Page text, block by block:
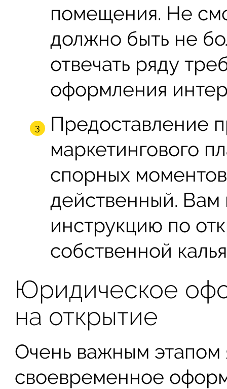
помещения. Не
должно быть не
отвечать ряду
оформления
Предоставление
маркетингового
спорных
действенный. Вам
инструкцию по
собственной
Юридическое
на открытие
Очень важным этапом
своевременное